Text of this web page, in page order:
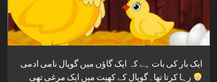
ایک بار کی بات ہے کہ ایک گاؤں میں گوپال نامی ادمی
رہا کرتا تھا۔گوپال کے کھیت میں ایک مرغی تھی